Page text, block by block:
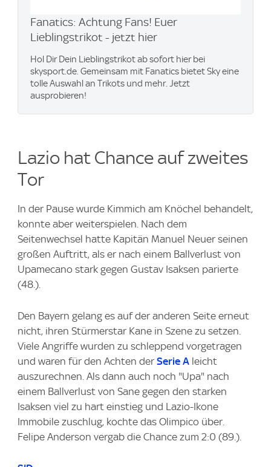
Fanatics: Achtung Fans! Euer
Lieblingstrikot - jetzt hier
Hol Dir Dein Lieblingstrikot ab sofort hier bei
skysport.de. Gemeinsam mit Fanatics bietet Sky eine
tolle Auswahl an Trikots und mehr. Jetzt
ausprobieren!
Lazio hat Chance auf zweites
Tor
In der Pause wurde Kimmich am Knöchel behandelt,
konnte aber weiterspielen. Nach dem
Seitenwechsel hatte Kapitän Manuel Neuer seinen
großen Auftritt, als er nach einem Ballverlust von
Upamecano stark gegen Gustav Isaksen parierte
(48.).
Den Bayern gelang es auf der anderen Seite erneut
nicht, ihren Stürmerstar Kane in Szene zu setzen.
Viele Angriffe wurden zu schleppend vorgetragen
und waren für den Achten der Serie A leicht
auszurechnen. Als dann auch noch "Upa" nach
einem Ballverlust von Sane gegen den starken
Isaksen viel zu hart einstieg und Lazio-Ikone
Immobile zuschlug, kochte das Olimpico über.
Felipe Anderson vergab die Chance zum 2:0 (89.).